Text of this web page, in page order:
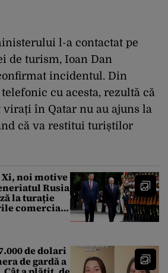
l-a contactat pe
de turism, Ioan Dan
incidentul. Din
cu acesta, rezultă că
virați în Qatar nu au ajuns la
că va restitui turiștilor
noi motive
Rusia
la turație
comerciale
de dolari
de gardă a